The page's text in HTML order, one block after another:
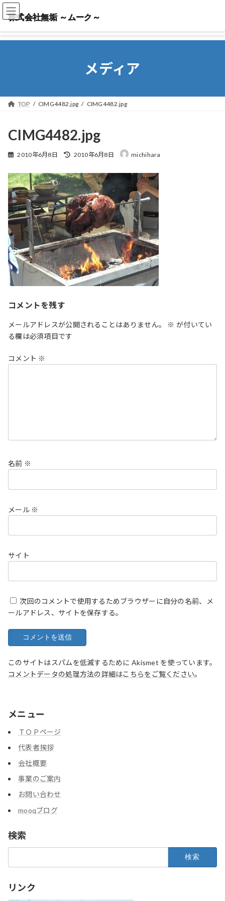
株式会社無垢 ～ムーク～
株式会社無垢 ～ムーク～
メディア
TOP CIMG4482.jpg CIMG4482.jpg
CIMG4482.jpg
2010年6月8日
最
新
日
時
:
2010年6月8日 michihara
コメントを残す
メールアドレスが公開されることはありません。 ※ が付いてい
る欄は必須項目です
コメント ※
名前 ※
メール ※
サイト
次回のコメントで使用するためブラウザーに自分の名前、メ
ールアドレス、サイトを保存する。
このサイトはスパムを低減するために Akismet を使っています。
コメントデータの処理方法の詳細はこちらをご覧ください。
メニュー
ＴＯＰページ
代表者挨拶
会社概要
事業のご案内
お問い合わせ
mooqブログ
検索
リンク